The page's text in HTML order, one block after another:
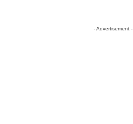
- Advertisement -